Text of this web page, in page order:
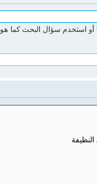
أو استخدم سؤال البحث كما هو